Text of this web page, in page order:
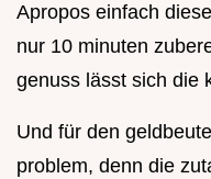
Apropos einfach
nur 10 minuten
genuss lässt sich die
Und für den
problem, denn die